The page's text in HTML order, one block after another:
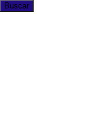
Buscar